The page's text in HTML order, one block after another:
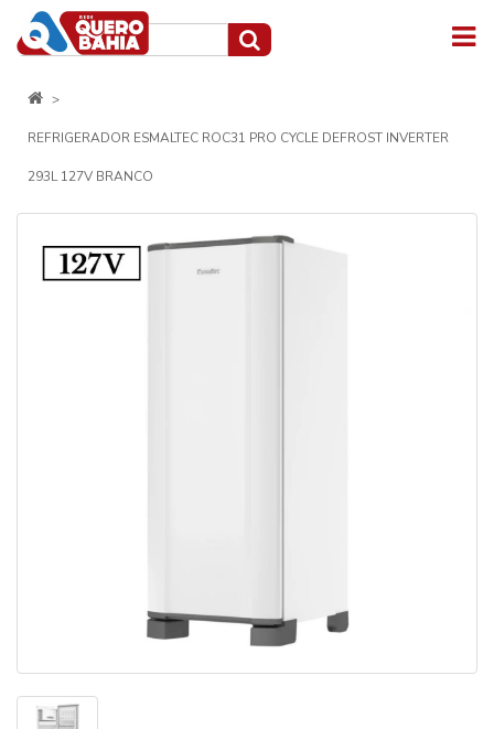
REFRIGERADOR ESMALTEC ROC31 PRO CYCLE DEFROST INVERTER
293L 127V BRANCO